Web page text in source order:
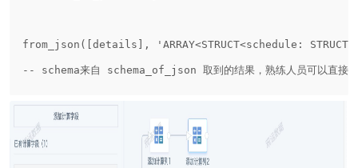
from_json([details], 'ARRAY<STRUCT<schedule:
-- schema来自 schema_of_json 取到的结果，熟练人员可以直接手